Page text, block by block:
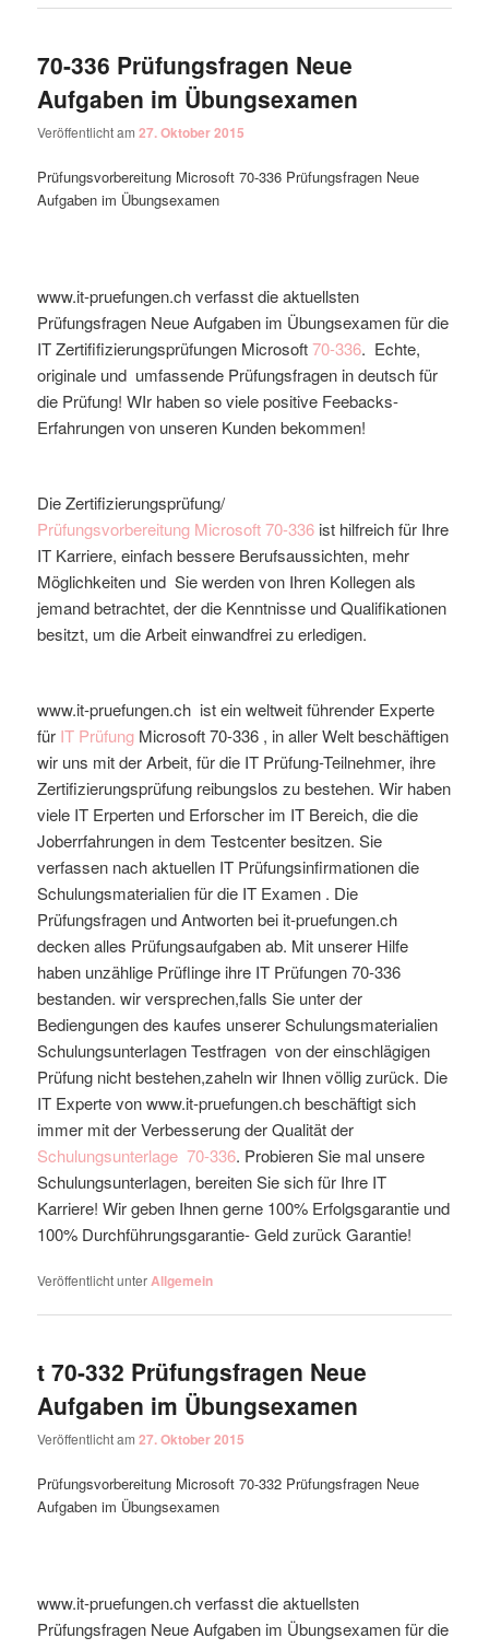
70-336 Prüfungsfragen Neue
Aufgaben im Übungsexamen
Veröffentlicht am27. Oktober 2015
Prüfungsvorbereitung Microsoft 70-336 Prüfungsfragen Neue
Aufgaben im Übungsexamen
www.it-pruefungen.ch verfasst die aktuellsten
Prüfungsfragen Neue Aufgaben im Übungsexamen für die
IT Zertififizierungsprüfungen Microsoft70-336. Echte,
originale und umfassende Prüfungsfragen in deutsch für
die Prüfung! WIr haben so viele positive Feebacks-
Erfahrungen von unseren Kunden bekommen!
Die Zertifizierungsprüfung/
Prüfungsvorbereitung Microsoft70-336 ist hilfreich für Ihre
IT Karriere, einfach bessere Berufsaussichten, mehr
Möglichkeiten und Sie werden von Ihren Kollegen als
jemand betrachtet, der die Kenntnisse und Qualifikationen
besitzt, um die Arbeit einwandfrei zu erledigen.
www.it-pruefungen.ch ist ein weltweit führender Experte
für IT Prüfung Microsoft70-336 , in aller Welt beschäftigen
wir uns mit der Arbeit, für die IT Prüfung-Teilnehmer, ihre
Zertifizierungsprüfung reibungslos zu bestehen. Wir haben
viele IT Erperten und Erforscher im IT Bereich, die die
Joberrfahrungen in dem Testcenter besitzen. Sie
verfassen nach aktuellen IT Prüfungsinfirmationen die
Schulungsmaterialien für die IT Examen . Die
Prüfungsfragen und Antworten bei it-pruefungen.ch
decken alles Prüfungsaufgaben ab. Mit unserer Hilfe
haben unzählige Prüflinge ihre IT Prüfungen 70-336
bestanden. wir versprechen,falls Sie unter der
Bediengungen des kaufes unserer Schulungsmaterialien
Schulungsunterlagen Testfragen von der einschlägigen
Prüfung nicht bestehen,zaheln wir Ihnen völlig zurück. Die
IT Experte von www.it-pruefungen.ch beschäftigt sich
immer mit der Verbesserung der Qualität der
Schulungsunterlage 70-336. Probieren Sie mal unsere
Schulungsunterlagen, bereiten Sie sich für Ihre IT
Karriere! Wir geben Ihnen gerne 100% Erfolgsgarantie und
100% Durchführungsgarantie- Geld zurück Garantie!
Veröffentlicht unterAllgemein
t 70-332 Prüfungsfragen Neue
Aufgaben im Übungsexamen
Veröffentlicht am27. Oktober 2015
Prüfungsvorbereitung Microsoft 70-332 Prüfungsfragen Neue
Aufgaben im Übungsexamen
www.it-pruefungen.ch verfasst die aktuellsten
Prüfungsfragen Neue Aufgaben im Übungsexamen für die